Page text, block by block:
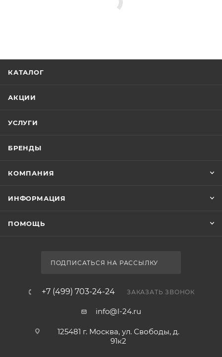
КАТАЛОГ
АКЦИИ
УСЛУГИ
БРЕНДЫ
КОМПАНИЯ
ИНФОРМАЦИЯ
ПОМОЩЬ
ПОДПИСАТЬСЯ НА РАССЫЛКУ
+7 (499) 703-24-24 ЗАКАЗАТЬ ЗВОНОК
info@l-24.ru
125481 г. Москва, ул. Свободы, д.
91к2